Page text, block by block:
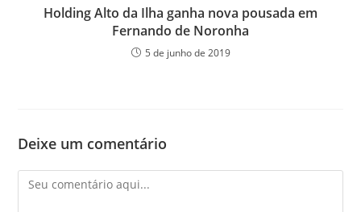
Holding Alto da Ilha ganha nova pousada em
Fernando de Noronha
5 de junho de 2019
Deixe um comentário